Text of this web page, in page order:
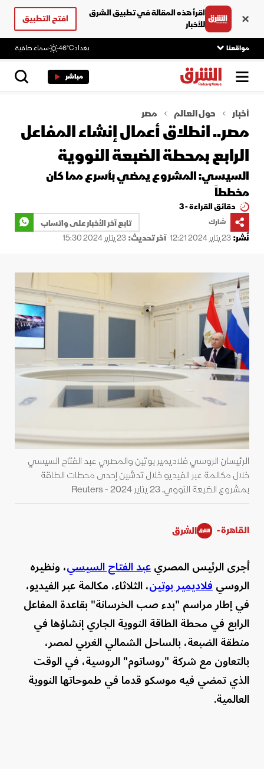
اقرأ هذه المقالة في تطبيق الشرق
للأخبار
افتح التطبيق
مواقعنا بغداد46°C سماء صافية
مباشر
أخبار حول العالم مصر
مصر.. انطلاق أعمال إنشاء المفاعل
الرابع بمحطة الضبعة النووية
السيسي: المشروع يمضي بأسرع مما كان
مخططاً
دقائق القراءة - 3
شارك
تابع آخر الأخبار على واتساب
نُشر:23 يناير 2024 12:21 آخر تحديث:23 يناير 2024 15:30
الرئيسان الروسي فلاديمير بوتين والمصري عبد الفتاح السيسي
خلال مكالمة عبر الفيديو خلال تدشين إحدى محطات الطاقة
بمشروع الضبعة النووي. 23 يناير 2024 - Reuters
القاهرة - الشرق
أجرى الرئيس المصريعبد الفتاح السيسي، ونظيره
الروسيفلاديمير بوتين، الثلاثاء، مكالمة عبر الفيديو،
في إطار مراسم "بدء صب الخرسانة" بقاعدة المفاعل
الرابع في محطة الطاقة النووية الجاري إنشاؤها في
منطقة الضبعة، بالساحل الشمالي الغربي لمصر،
بالتعاون مع شركة "روساتوم" الروسية، في الوقت
الذي تمضي فيه موسكو قدما في طموحاتها النووية
العالمية.